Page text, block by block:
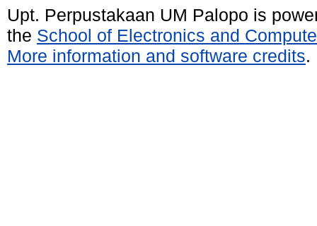
Upt. Perpustakaan UM Palopo is
the School of Electronics and
More information and software credits.